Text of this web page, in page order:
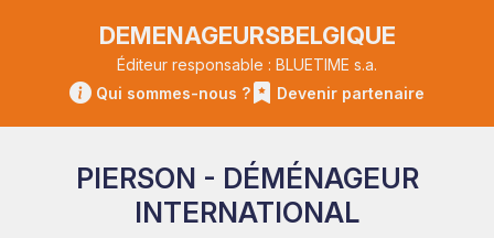
DEMENAGEURSBELGIQUE
Éditeur responsable : BLUETIME s.a.
Qui sommes-nous ?
Devenir partenaire
PIERSON - DÉMÉNAGEUR
INTERNATIONAL